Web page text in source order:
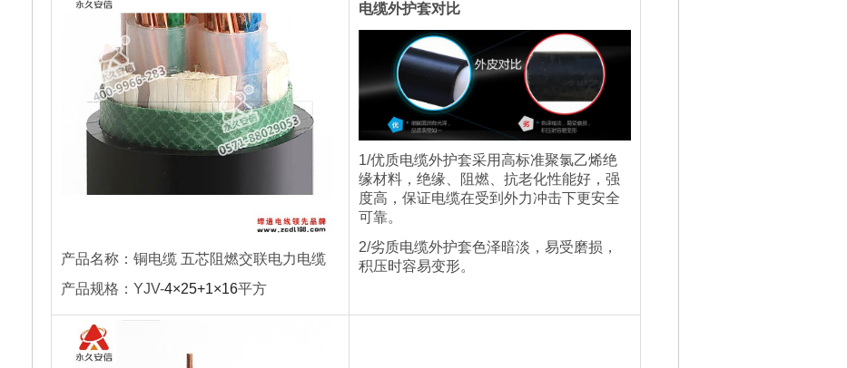
产品名称： 铜电缆 五芯阻燃交联电力电缆
产品规格： YJV-4×25+1×16平方
电缆外护套对比
1/优质电缆外护套采用高标准聚氯乙烯绝
缘材料，绝缘、阻燃、抗老化性能好，强
度高，保证电缆在受到外力冲击下更安全
可靠。
2/劣质电缆外护套色泽暗淡，易受磨损，
积压时容易变形。